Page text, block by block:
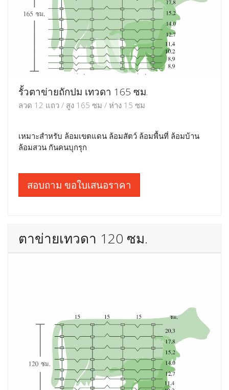
รั้วตาข่ายถักปม เทวดา 165 ซม.
ลวด 12 แถว / สูง 165 ซม / ห่าง 15 ซม
เหมาะสำหรับ ล้อมเขตแดน ล้อมสัตว์ ล้อมพื้นที่ ล้อมบ้าน
ล้อมสวน กันคนบุกรุก
สอบถาม ขอใบเสนอราคา
ตาข่ายเทวดา 120 ซม.